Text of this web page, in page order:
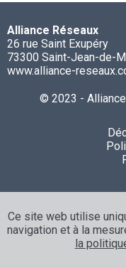
Alliance Réseaux
26 rue Saint Exupéry
73300 Saint-Jean-de-
www.alliance-
© 2023 -
Ce site web utilise
navigation et à la
la